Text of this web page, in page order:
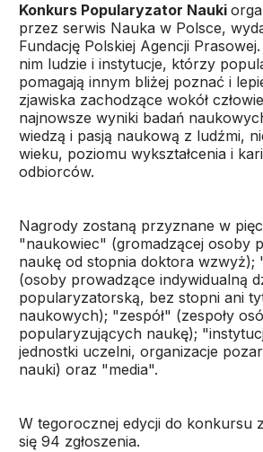
Konkurs Popularyzator Nauki
przez serwis Nauka w Polsce,
Fundację Polskiej Agencji
nim ludzie i instytucje, którzy
pomagają innym bliżej poznać i
zjawiska zachodzące wokół
najnowsze wyniki badań
wiedzą i pasją naukową z ludźmi,
wieku, poziomu wykształcenia i
odbiorców.
Nagrody zostaną przyznane w
"naukowiec" (gromadzącej osoby
naukę od stopnia doktora wzwyż);
(osoby prowadzące indywidualną
popularyzatorską, bez stopni ani
naukowych); "zespół" (zespoły
popularyzujących naukę);
jednostki uczelni, organizacje
nauki) oraz "media".
W tegorocznej edycji do konkursu
się 94 zgłoszenia.